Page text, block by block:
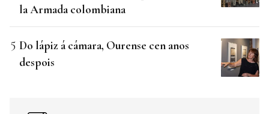
la Armada colombiana
Do lápiz á cámara, Ourense cen anos
despois